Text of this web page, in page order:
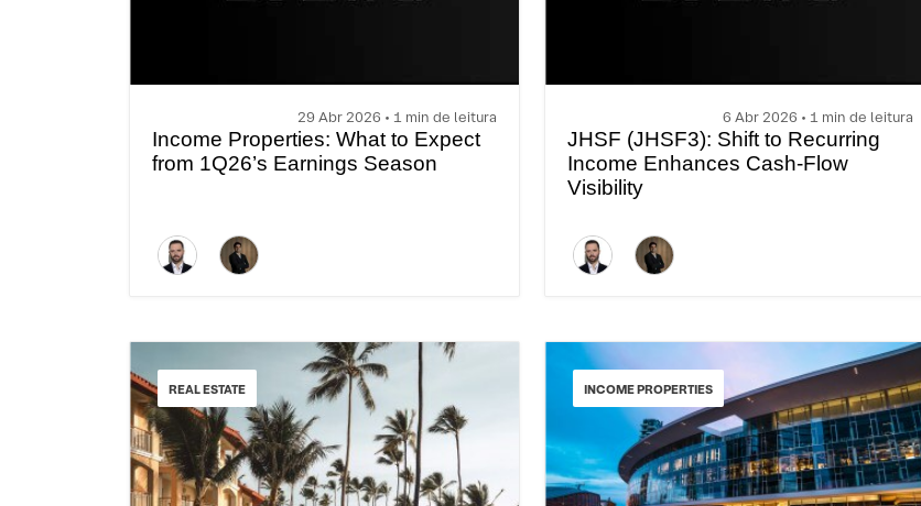
29 Abr 2026 • 1 min de leitura
Income Properties: What to Expect
from 1Q26’s Earnings Season
6 Abr 2026 • 1 min de leitura
JHSF (JHSF3): Shift to Recurring
Income Enhances Cash-Flow
Visibility
REAL ESTATE INCOME PROPERTIES